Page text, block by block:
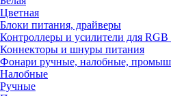
Цветная
Блоки питания, драйверы
Контроллеры и усилители для
Коннекторы и шнуры питания
Фонари ручные, налобные,
Налобные
Ручные